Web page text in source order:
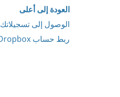
العودة إلى أعلى
الوصول إلى تسجيلاتك
ربط حساب Dropbox